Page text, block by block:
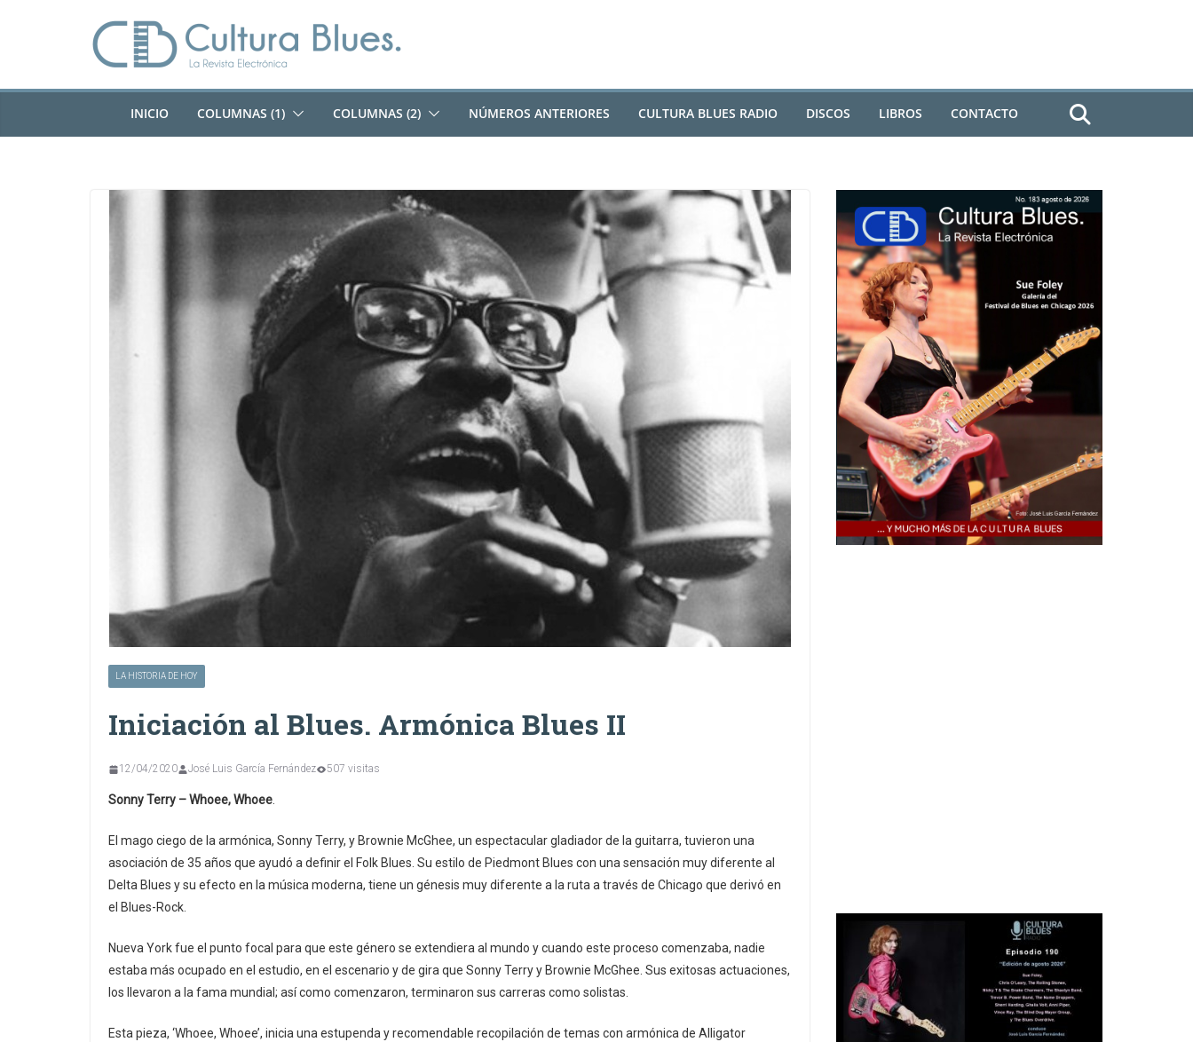
INICIO COLUMNAS (1) COLUMNAS (2) NÚMEROS ANTERIORES CULTURA BLUES RADIO DISCOS LIBROS CONTACTO
LA HISTORIA DE HOY
Iniciación al Blues. Armónica Blues II
12/04/2020 José Luis García Fernández 507 visitas
Sonny Terry – Whoee, Whoee
El mago ciego de la armónica, Sonny Terry, y Brownie McGhee, un espectacular gladiador de la guitarra, tuvieron una
asociación de 35 años que ayudó a definir el Folk Blues. Su estilo de Piedmont Blues con una sensación muy diferente al
Delta Blues y su efecto en la música moderna, tiene un génesis muy diferente a la ruta a través de Chicago que derivó en
el Blues-Rock.
Nueva York fue el punto focal para que este género se extendiera al mundo y cuando este proceso comenzaba, nadie
estaba más ocupado en el estudio, en el escenario y de gira que Sonny Terry y Brownie McGhee. Sus exitosas actuaciones,
los llevaron a la fama mundial; así como comenzaron, terminaron sus carreras como solistas.
Esta pieza, ‘Whoee, Whoee’, inicia una estupenda y recomendable recopilación de temas con armónica de Alligator